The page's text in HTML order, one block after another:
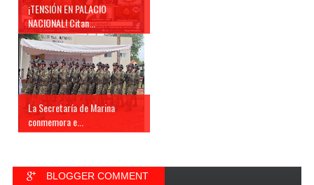
¡TENSIÓN EN PALACIO
NACIONAL! Citan...
La Secretaría de Marina
conmemora e...
BLOGGER COMMENT